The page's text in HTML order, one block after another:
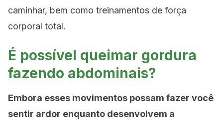
caminhar, bem como treinamentos de força
corporal total.
É possível queimar gordura
fazendo abdominais?
Embora esses movimentos possam fazer você
sentir ardor enquanto desenvolvem a